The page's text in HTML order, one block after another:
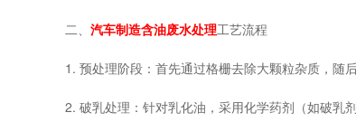
二、 汽车制造含油废水处理工艺流程
1. 预处理阶段：首先通过格栅去除大颗粒杂质，随
2. 破乳处理：针对乳化油，采用化学药剂（如破乳